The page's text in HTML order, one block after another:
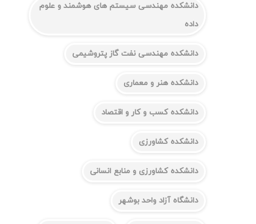
دانشکده مهندسی سیستم های هوشمند و علوم
داده
دانشکده مهندسی نفت گاز پتروشیمی
دانشکده هنر و معماری
دانشکده کسب و کار و اقتصاد
دانشکده کشاورزی
دانشکده کشاورزی و منابع انسانی
دانشگاه آزاد واحد بوشهر